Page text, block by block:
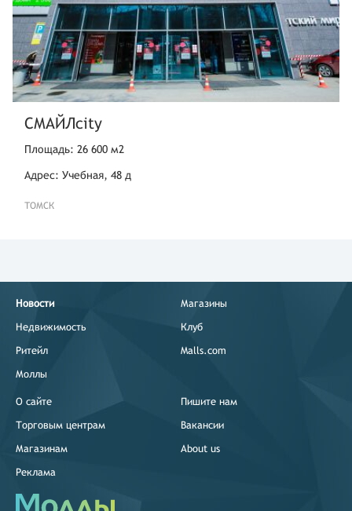
СМАЙЛcity
Площадь: 26 600 м2
Адрес: Учебная, 48 д
ТОМСК
Новости
Недвижимость
Ритейл
Моллы
Магазины
Клуб
Malls.com
О сайте
Торговым центрам
Магазинам
Реклама
Пишите нам
Вакансии
About us